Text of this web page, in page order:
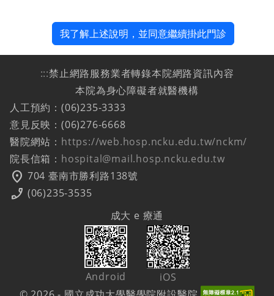
我了解上述說明，並同意繼續掛此門診
:::禁止網路服務業者轉錄本院網路資訊內容
本院為身心障礙者就醫機構
人工預約：(06)235-3333
意見反映：(06)276-6668
醫院網站： https://web.hosp.ncku.edu.tw/nckm/
院長信箱： hospital@mail.hosp.ncku.edu.tw
location_on 704 臺南市勝利路138號
phone_enabled (06)235-3535
成大 e 療通
Android
iOS